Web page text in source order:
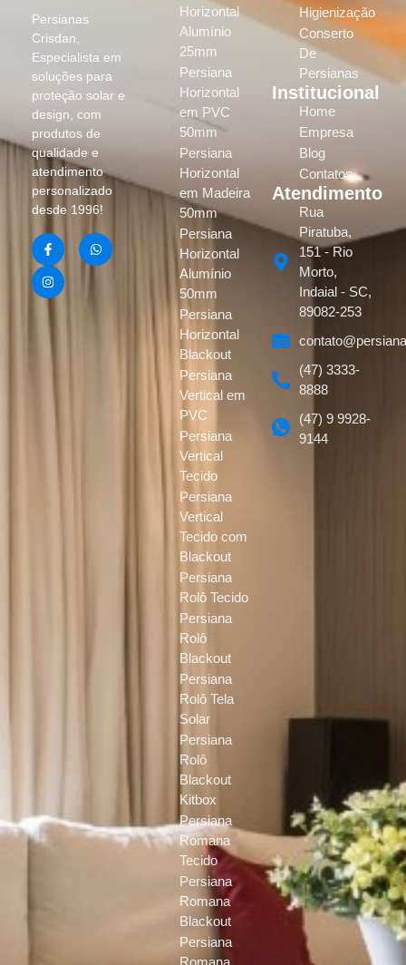
Persianas
Crisdan,
Especialista em
soluções para
proteção solar e
design, com
produtos de
qualidade e
atendimento
personalizado
desde 1996!
Horizontal
Alumínio
25mm
Persiana
Horizontal
em PVC
50mm
Persiana
Horizontal
em Madeira
50mm
Persiana
Horizontal
Alumínio
50mm
Persiana
Horizontal
Blackout
Persiana
Vertical em
PVC
Persiana
Vertical
Tecido
Persiana
Vertical
Tecido com
Blackout
Persiana
Rolô Tecido
Persiana
Rolô
Blackout
Persiana
Rolô Tela
Solar
Persiana
Rolô
Blackout
Kitbox
Persiana
Romana
Tecido
Persiana
Romana
Blackout
Persiana
Romana
Higienização
Conserto
De
Persianas
Institucional
Home
Empresa
Blog
Contatos
Atendimento
Rua
Piratuba,
151 - Rio
Morto,
Indaial - SC,
89082-253
(47) 3333-
8888
(47) 9 9928-
9144